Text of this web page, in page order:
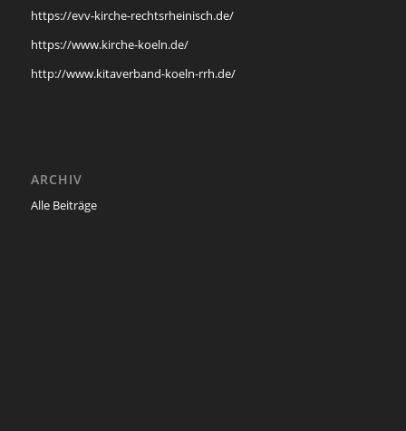
https://evv-kirche-rechtsrheinisch.de/
https://www.kirche-koeln.de/
http://www.kitaverband-koeln-rrh.de/
ARCHIV
Alle Beiträge